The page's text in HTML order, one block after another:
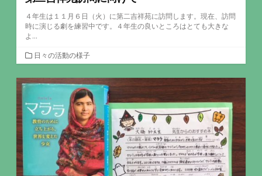
４年生は１１月６日（火）に第二吉祥苑に訪問します。現在、訪問
時に演じる劇を練習中です。４年生の良いところはとても大きな
よ...
カ
テ
ゴ
リ
日々の活動の様子